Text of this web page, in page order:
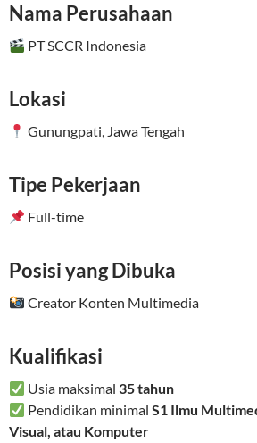
Nama Perusahaan
PT SCCR Indonesia
Lokasi
Gunungpati, Jawa Tengah
Tipe Pekerjaan
Full-time
Posisi yang Dibuka
Creator Konten Multimedia
Kualifikasi
Usia maksimal 35 tahun
Pendidikan minimalS1 Ilmu
Visual, atau Komputer